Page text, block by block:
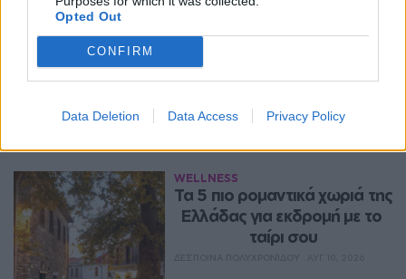
Opted Out
CONFIRM
Data Deletion Data Access Privacy Policy
Περισσότερα Θέματα
Wellness
WELLNESS
Τα 5 πιο ρομαντικά χωριά της
Ελλάδας για εκδρομή με το
ταίρι σου